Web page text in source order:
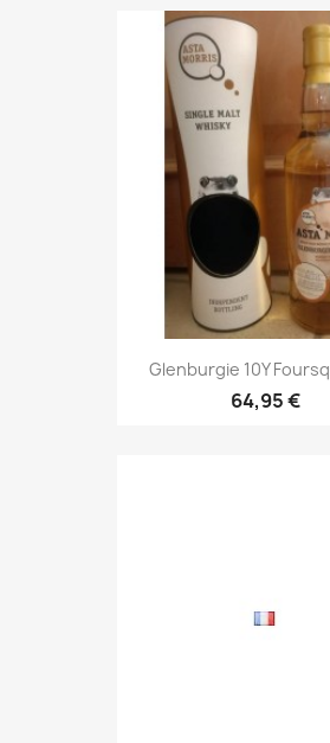
Glenburgie 10Y
64,95 €